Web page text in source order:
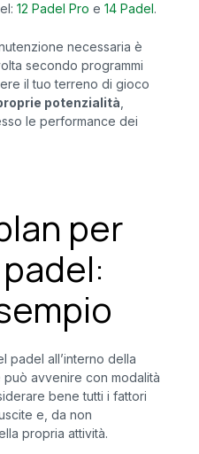
12 Padel Pro e 14 Padel.
necessaria è
secondo programmi
il tuo terreno di gioco
potenzialità
le performance dei
per
padel all’interno della
avvenire con modalità
bene tutti i fattori
e, da non
propria attività.